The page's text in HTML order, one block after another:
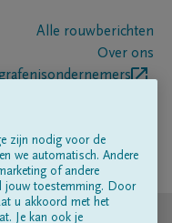
Alle rouwberichten
Over ons
zijn nodig voor de
we automatisch. Andere
of andere
jouw toestemming. Door
u akkoord met het
Je kan ook je